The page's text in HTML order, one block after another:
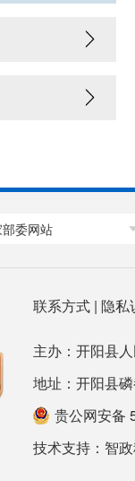
委网站
联系方式| 隐私
主办：开阳县
地址：开阳县
贵公网安备
技术支持： 智